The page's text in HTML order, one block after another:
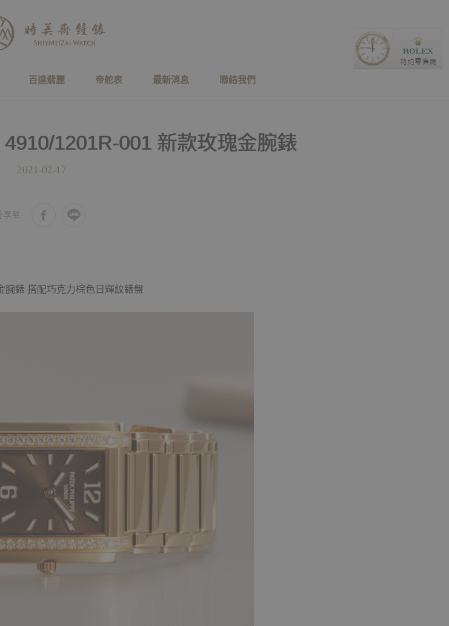
百達翡麗 帝舵表 最新消息 聯絡我們
1201R-001 新款玫瑰金腕錶
2021-02-17
享至
腕錶 搭配巧克力棕色日輝紋錶盤